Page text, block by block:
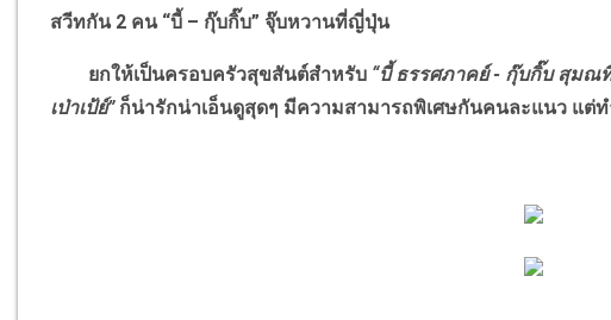
สวีทกัน 2 คน “บี้ – กุ๊บกิ๊บ” จุ๊บหวานที่ญี่ปุ่น
ยกให้เป็นครอบครัวสุขสันต์สำหรับ “บี้ ธรรศภาคย์ - กุ๊บกิ๊บ สุมณ
เป่าเป้ย์”ก็น่ารักน่าเอ็นดูสุดๆ มีความสามารถพิเศษกันคนละแนว แ